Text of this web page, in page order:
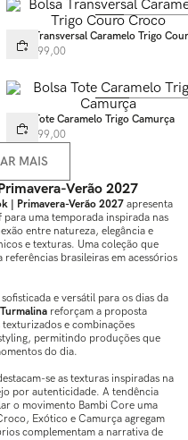
Bolsa Transversal Caramelo Trigo
Croco
R$ 1 399,00
Bolsa Tote Caramelo Trigo Camurça
R$ 1 699,00
MAIS
Verão 2027
| Primavera-Verão 2027 apresenta
uma temporada inspirada nas
entre natureza, elegância e
e texturas. Uma coleção que
brasileiras em acessórios
e versátil para os dias da
reforçam a proposta
e combinações
permitindo produções que
do dia.
se as texturas inspiradas na
por autenticidade. A tendência
o movimento Bambi Core uma
Exótico e Camurça agregam
complementam a narrativa de